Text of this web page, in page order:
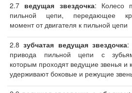
2.7 ведущая звездочка: Колесо
пильной цепи, передающее
момент от двигателя к пильной цепи
2.8зубчатая ведущая звездочка:
привода пильной цепи с
которым проходят ведущие звенья и
удерживают боковые и режущие